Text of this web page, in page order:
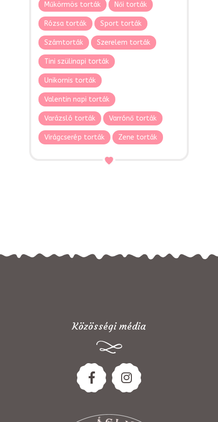
Műkörmös torták Női torták
Rózsa torták Sport torták
Számtorták Szerelem torták
Tini szülinapi torták
Unikornis torták
Valentin napi torták
Varázsló torták Varrónő torták
Virágcserép torták Zene torták
Közösségi média